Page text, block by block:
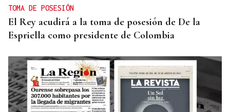
TOMA DE POSESIÓN
El Rey acudirá a la toma de posesión de De la
Espriella como presidente de Colombia